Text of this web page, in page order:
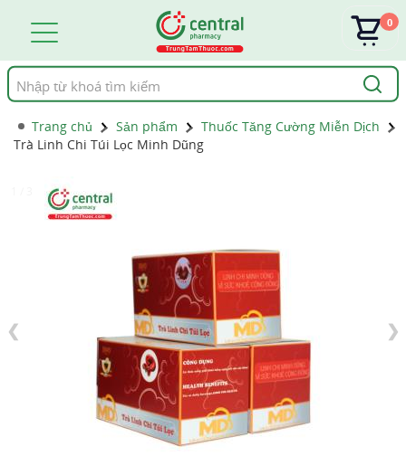
Tìm
kiếm
0
Trang chủ Sản phẩm
Thuốc Tăng Cường Miễn Dịch
Trà Linh Chi Túi Lọc Minh Dũng
❮ ❯